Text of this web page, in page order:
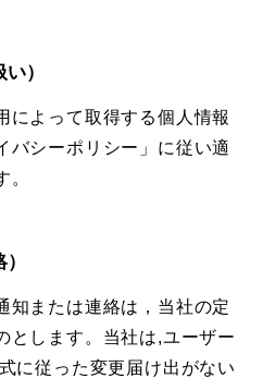
）
によって取得する個人情報
バシーポリシー」に従い適
知または連絡は，当社の定
とします。当社は,ユーザー
に従った変更届け出がない